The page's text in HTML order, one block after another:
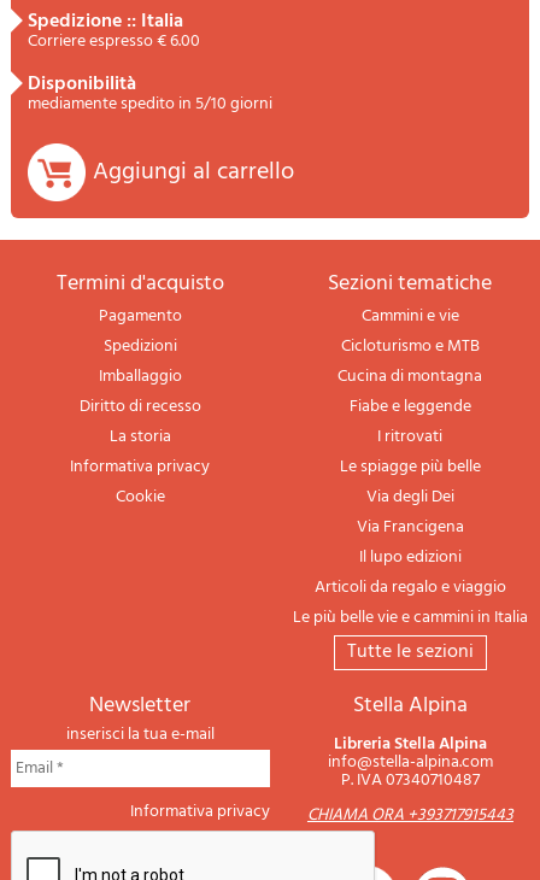
spedizione :: Italia
Corriere espresso € 6.00
disponibilità
mediamente spedito in 5/10 giorni
Aggiungi al carrello
termini d'acquisto
Pagamento
Spedizioni
Imballaggio
Diritto di recesso
La storia
Informativa privacy
Cookie
sezioni tematiche
Cammini e vie
Cicloturismo e MTB
Cucina di montagna
Fiabe e leggende
I ritrovati
Le spiagge più belle
Via degli Dei
Via Francigena
Il lupo edizioni
Articoli da regalo e viaggio
Le più belle vie e cammini in Italia
tutte le sezioni
newsletter
inserisci la tua e-mail
Informativa privacy
Stella Alpina
Libreria Stella Alpina
info@stella-alpina.com
P. IVA 07340710487
CHIAMA ORA +393717915443